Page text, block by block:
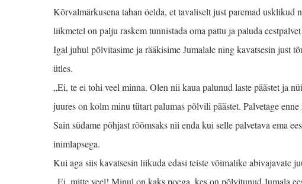
Kõrvalmärkusena tahan öelda, et tavaliselt just pa­remad
liikmetel on palju raskem tunnistada oma pattu ja paluda
Igal juhul põlvitasime ja rääkisime Jumalale ning kavatsesin just
ütles.
„Ei, te ei tohi veel minna. Olen nii kaua palunud laste päästet ja
juures on kolm minu tütart palumas põlvili päästet. Palvetage enne
Sain südame põhjast rõõmsaks nii enda kui selle palvetava ema
inimlapsega.
Kui aga siis kavatsesin liikuda edasi teiste võimalike abivajavate